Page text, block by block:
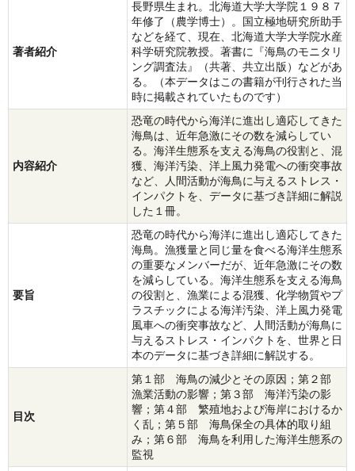
著者紹介
長野県生まれ。北海道大学大学院１９８７
年修了（農学博士）。国立極地研究所助手
などを経て、現在、北海道大学大学院水産
科学研究院教授。著書に『海鳥のモニタリ
ング調査法』（共著、共立出版）などがあ
る。（本データはこの書籍が刊行された当
時に掲載されていたものです）
内容紹介
恐竜の時代から海洋に進出し適応してきた
海鳥は、近年急激にその数を減らしてい
る。海洋生態系を支える海鳥の役割と、混
獲、海洋汚染、洋上風力発電への衝突事故
など、人間活動が海鳥に与えるストレス・
インパクトを、データに基づき詳細に解説
した１冊。
要旨
恐竜の時代から海洋に進出し適応してきた
海鳥。漁獲量と同じ量を食べる海洋生態系
の重要なメンバーだが、近年急激にその数
を減らしている。海洋生態系を支える海鳥
の役割と、漁業による混獲、化学物質やプ
ラスチックによる海洋汚染、洋上風力発電
風車への衝突事故など、人間活動が海鳥に
与えるストレス・インパクトを、世界と日
本のデータに基づき詳細に解説する。
目次
第１部 海鳥の減少とその原因；第２部
漁業活動の影響；第３部 海洋汚染の影
響；第４部 繁殖地および海岸におけるか
く乱；第５部 海鳥保全の具体的取り組
み；第６部 海鳥を利用した海洋生態系の
監視